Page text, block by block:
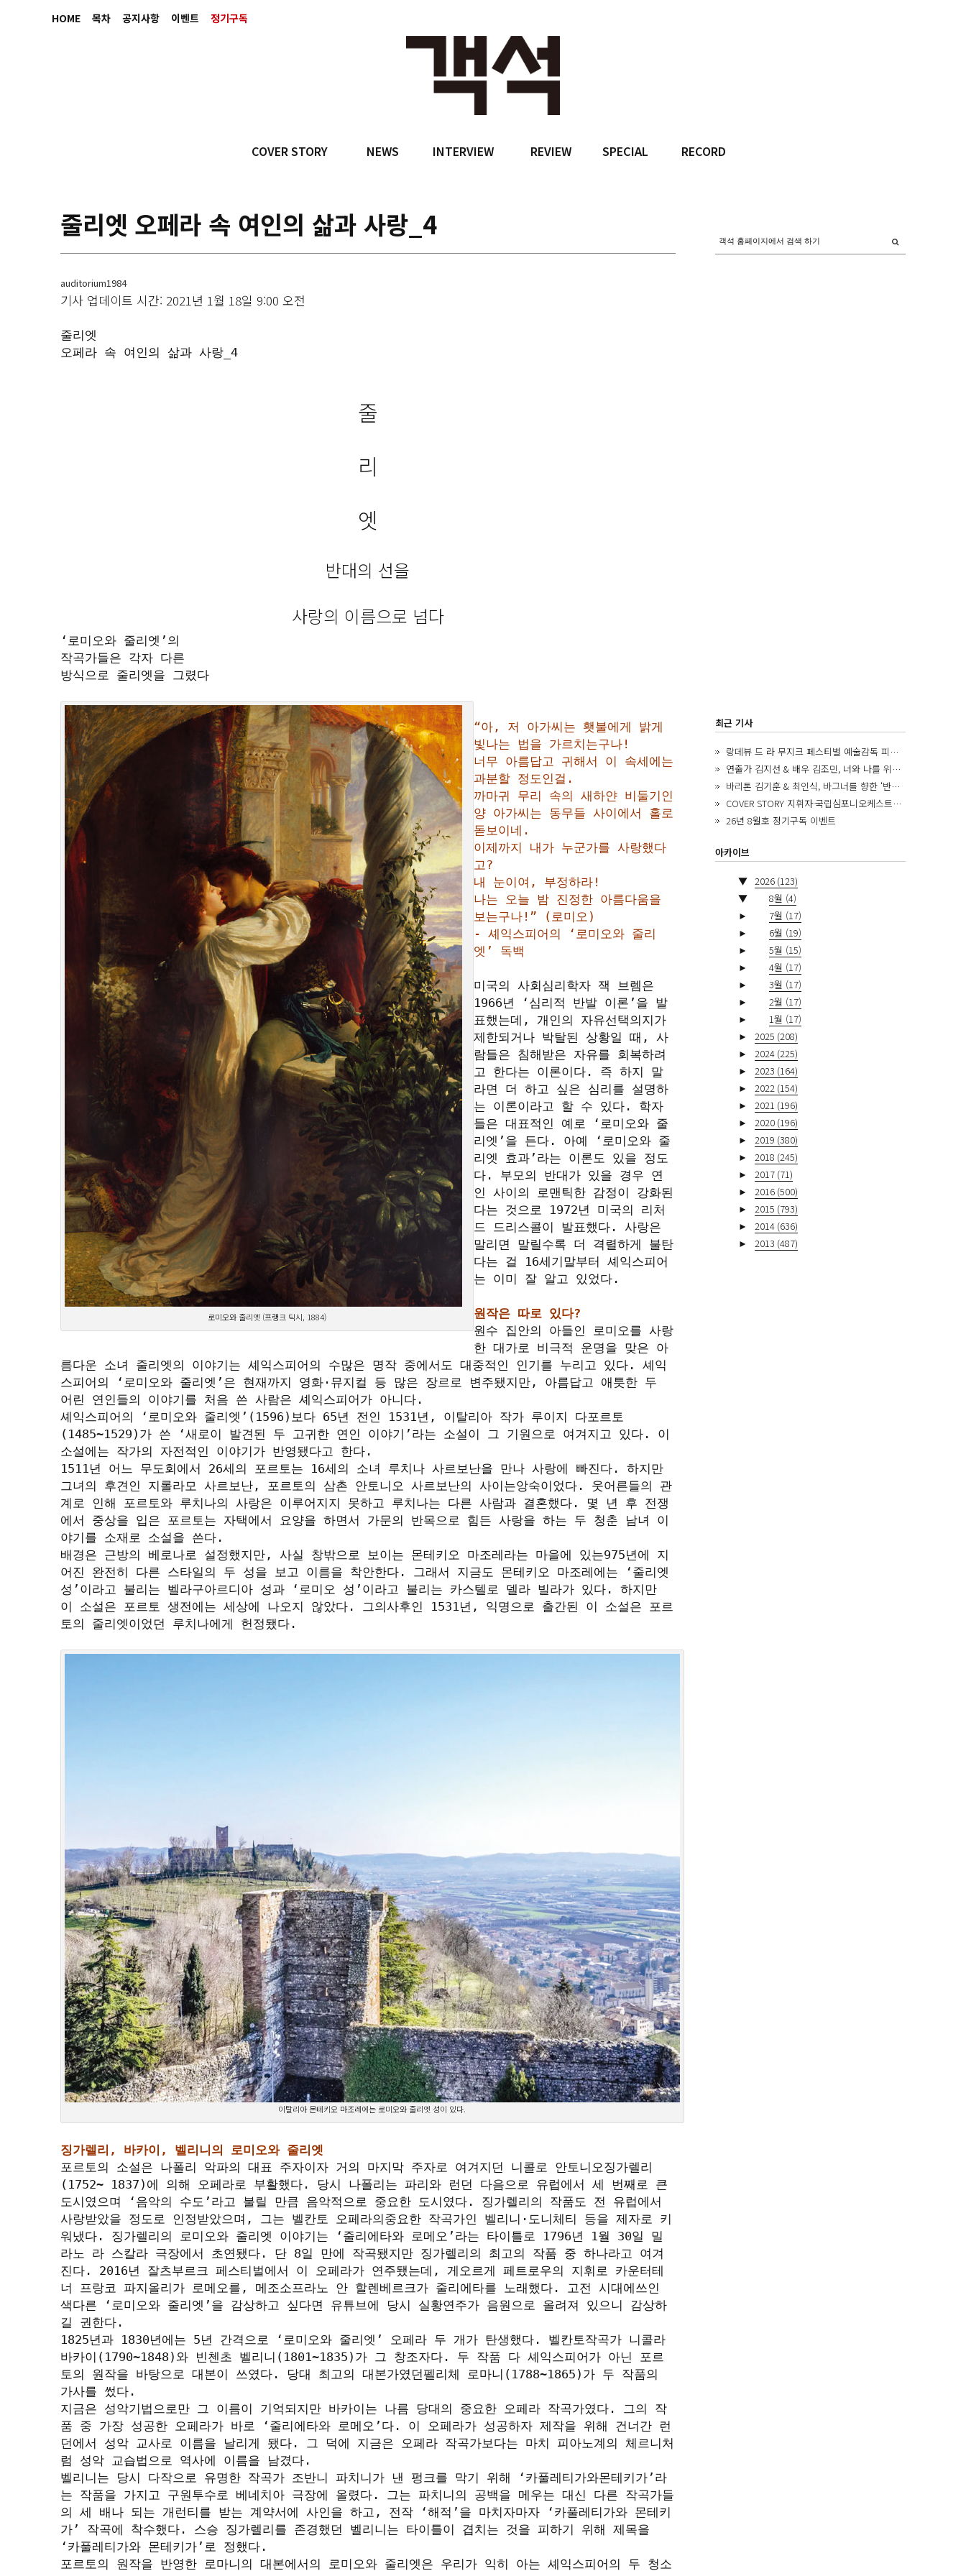
HOME 목차 공지사항 이벤트 정기구독
COVER STORY NEWS INTERVIEW REVIEW SPECIAL RECORD
줄리엣 오페라 속 여인의 삶과 사랑_4
auditorium1984
기사 업데이트 시간: 2021년 1월 18일 9:00 오전
줄리엣
오페라 속 여인의 삶과 사랑_4
줄
리
엣
반대의 선을
사랑의 이름으로 넘다
‘로미오와 줄리엣’의
작곡가들은 각자 다른
방식으로 줄리엣을 그렸다
로미오와 줄리엣 (프랭크 딕시, 1884)
“아, 저 아가씨는 횃불에게 밝게
빛나는 법을 가르치는구나!
너무 아름답고 귀해서 이 속세에는
과분할 정도인걸.
까마귀 무리 속의 새하얀 비둘기인
양 아가씨는 동무들 사이에서 홀로
돋보이네.
이제까지 내가 누군가를 사랑했다
고?
내 눈이여, 부정하라!
나는 오늘 밤 진정한 아름다움을
보는구나!” (로미오)
- 셰익스피어의 ‘로미오와 줄리
엣’ 독백
미국의 사회심리학자 잭 브렘은
1966년 ‘심리적 반발 이론’을 발
표했는데, 개인의 자유선택의지가
제한되거나 박탈된 상황일 때, 사
람들은 침해받은 자유를 회복하려
고 한다는 이론이다. 즉 하지 말
라면 더 하고 싶은 심리를 설명하
는 이론이라고 할 수 있다. 학자
들은 대표적인 예로 ‘로미오와 줄
리엣’을 든다. 아예 ‘로미오와 줄
리엣 효과’라는 이론도 있을 정도
다. 부모의 반대가 있을 경우 연
인 사이의 로맨틱한 감정이 강화된
다는 것으로 1972년 미국의 리처
드 드리스콜이 발표했다. 사랑은
말리면 말릴수록 더 격렬하게 불탄
다는 걸 16세기말부터 셰익스피어
는 이미 잘 알고 있었다.
원작은 따로 있다?
원수 집안의 아들인 로미오를 사랑
한 대가로 비극적 운명을 맞은 아
름다운 소녀 줄리엣의 이야기는 셰익스피어의 수많은 명작 중에서도 대중적인 인기를 누리고 있다. 셰익
스피어의 ‘로미오와 줄리엣’은 현재까지 영화·뮤지컬 등 많은 장르로 변주됐지만, 아름답고 애틋한 두
어린 연인들의 이야기를 처음 쓴 사람은 셰익스피어가 아니다.
셰익스피어의 ‘로미오와 줄리엣’(1596)보다 65년 전인 1531년, 이탈리아 작가 루이지 다포르토
(1485~1529)가 쓴 ‘새로이 발견된 두 고귀한 연인 이야기’라는 소설이 그 기원으로 여겨지고 있다. 이
소설에는 작가의 자전적인 이야기가 반영됐다고 한다.
1511년 어느 무도회에서 26세의 포르토는 16세의 소녀 루치나 사르보난을 만나 사랑에 빠진다. 하지만
그녀의 후견인 지롤라모 사르보난, 포르토의 삼촌 안토니오 사르보난의 사이는앙숙이었다. 웃어른들의 관
계로 인해 포르토와 루치나의 사랑은 이루어지지 못하고 루치나는 다른 사람과 결혼했다. 몇 년 후 전쟁
에서 중상을 입은 포르토는 자택에서 요양을 하면서 가문의 반목으로 힘든 사랑을 하는 두 청춘 남녀 이
야기를 소재로 소설을 쓴다.
배경은 근방의 베로나로 설정했지만, 사실 창밖으로 보이는 몬테키오 마조레라는 마을에 있는975년에 지
어진 완전히 다른 스타일의 두 성을 보고 이름을 착안한다. 그래서 지금도 몬테키오 마조레에는 ‘줄리엣
성’이라고 불리는 벨라구아르디아 성과 ‘로미오 성’이라고 불리는 카스텔로 델라 빌라가 있다. 하지만
이 소설은 포르토 생전에는 세상에 나오지 않았다. 그의사후인 1531년, 익명으로 출간된 이 소설은 포르
토의 줄리엣이었던 루치나에게 헌정됐다.
이탈리아 몬테키오 마조레에는 로미오와 줄리엣 성이 있다.
징가렐리, 바카이, 벨리니의 로미오와 줄리엣
포르토의 소설은 나폴리 악파의 대표 주자이자 거의 마지막 주자로 여겨지던 니콜로 안토니오징가렐리
(1752~ 1837)에 의해 오페라로 부활했다. 당시 나폴리는 파리와 런던 다음으로 유럽에서 세 번째로 큰
도시였으며 ‘음악의 수도’라고 불릴 만큼 음악적으로 중요한 도시였다. 징가렐리의 작품도 전 유럽에서
사랑받았을 정도로 인정받았으며, 그는 벨칸토 오페라의중요한 작곡가인 벨리니·도니체티 등을 제자로 키
워냈다. 징가렐리의 로미오와 줄리엣 이야기는 ‘줄리에타와 로메오’라는 타이틀로 1796년 1월 30일 밀
라노 라 스칼라 극장에서 초연됐다. 단 8일 만에 작곡됐지만 징가렐리의 최고의 작품 중 하나라고 여겨
진다. 2016년 잘츠부르크 페스티벌에서 이 오페라가 연주됐는데, 게오르게 페트로우의 지휘로 카운터테
너 프랑코 파지올리가 로메오를, 메조소프라노 안 할렌베르크가 줄리에타를 노래했다. 고전 시대에쓰인
색다른 ‘로미오와 줄리엣’을 감상하고 싶다면 유튜브에 당시 실황연주가 음원으로 올려져 있으니 감상하
길 권한다.
1825년과 1830년에는 5년 간격으로 ‘로미오와 줄리엣’ 오페라 두 개가 탄생했다. 벨칸토작곡가 니콜라
바카이(1790~1848)와 빈첸초 벨리니(1801~1835)가 그 창조자다. 두 작품 다 셰익스피어가 아닌 포르
토의 원작을 바탕으로 대본이 쓰였다. 당대 최고의 대본가였던펠리체 로마니(1788~1865)가 두 작품의
가사를 썼다.
지금은 성악기법으로만 그 이름이 기억되지만 바카이는 나름 당대의 중요한 오페라 작곡가였다. 그의 작
품 중 가장 성공한 오페라가 바로 ‘줄리에타와 로메오’다. 이 오페라가 성공하자 제작을 위해 건너간 런
던에서 성악 교사로 이름을 날리게 됐다. 그 덕에 지금은 오페라 작곡가보다는 마치 피아노계의 체르니처
럼 성악 교습법으로 역사에 이름을 남겼다.
벨리니는 당시 다작으로 유명한 작곡가 조반니 파치니가 낸 펑크를 막기 위해 ‘카풀레티가와몬테키가’라
는 작품을 가지고 구원투수로 베네치아 극장에 올렸다. 그는 파치니의 공백을 메우는 대신 다른 작곡가들
의 세 배나 되는 개런티를 받는 계약서에 사인을 하고, 전작 ‘해적’을 마치자마자 ‘카풀레티가와 몬테키
가’ 작곡에 착수했다. 스승 징가렐리를 존경했던 벨리니는 타이틀이 겹치는 것을 피하기 위해 제목을
‘카풀레티가와 몬테키가’로 정했다.
포르토의 원작을 반영한 로마니의 대본에서의 로미오와 줄리엣은 우리가 익히 아는 셰익스피어의 두 청소
최근 기사
랑데뷰 드 라 무지크 페스티벌 예술감독 피아니스트 김혜진, 5년간의 여정을 돌아보며
연출가 김지선 & 배우 김조민, 너와 나를 위한 ‘모두의 숲’에서 만나는 동심
바리톤 김기훈 & 최인식, 바그너를 향한 ‘반지 원정대’를 앞두고
COVER STORY 지휘자·국립심포니오케스트라 제8대 음악감독 로베르토 아바도
26년 8월호 정기구독 이벤트
아카이브
▼ 2026 (123)
▼
8월 (4)
►
7월 (17)
►
6월 (19)
►
5월 (15)
►
4월 (17)
►
3월 (17)
►
2월 (17)
►
1월 (17)
►
2025 (208)
►
2024 (225)
►
2023 (164)
►
2022 (154)
►
2021 (196)
►
2020 (196)
►
2019 (380)
►
2018 (245)
►
2017 (71)
►
2016 (500)
►
2015 (793)
►
2014 (636)
►
2013 (487)